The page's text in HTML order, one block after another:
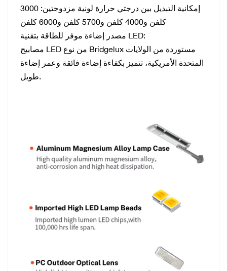
إمكانية التبديل بين درجتي حرارة لونية مزدوجتين: 3000
كلفن و4000 كلفن و5700 كلفن و6000 كلفن
مصدر إضاءة موفر للطاقة بتقنية LED:
مصابيح LED من نوع Bridgelux مستوردة من الولايات
المتحدة الأمريكية، تتميز بكفاءة إضاءة فائقة وعمر إضاءة
طويل.